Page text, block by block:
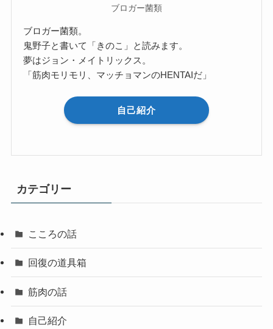
ブロガー菌類
ブロガー菌類。
鬼野子と書いて「きのこ」と読みます。
夢はジョン・メイトリックス。
「筋肉モリモリ、マッチョマンのHENTAIだ」
自己紹介
カテゴリー
こころの話
回復の道具箱
筋肉の話
自己紹介